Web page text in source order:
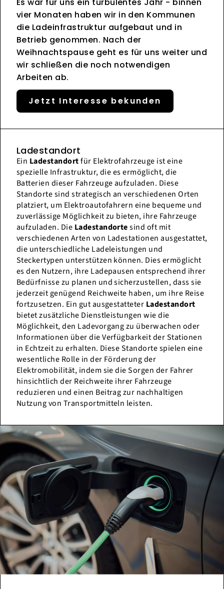
vier Monaten haben wir in den Kommunen
die Ladeinfrastruktur aufgebaut und in
Betrieb genommen. Nach der
Weihnachtspause geht es für uns weiter und
wir schließen die noch notwendigen
Arbeiten ab.
Jetzt Interesse bekunden
Ladestandort
Ein Ladestandortfür Elektrofahrzeuge ist eine
spezielle Infrastruktur, die es ermöglicht, die
Batterien dieser Fahrzeuge aufzuladen. Diese
Standorte sind strategisch an verschiedenen Orten
platziert, um Elektroautofahrern eine bequeme und
zuverlässige Möglichkeit zu bieten, ihre Fahrzeuge
aufzuladen. Die Ladestandortesind oft mit
verschiedenen Arten von Ladestationen ausgestattet,
die unterschiedliche Ladeleistungen und
Steckertypen unterstützen können. Dies ermöglicht
es den Nutzern, ihre Ladepausen entsprechend ihrer
Bedürfnisse zu planen und sicherzustellen, dass sie
jederzeit genügend Reichweite haben, um ihre Reise
fortzusetzen. Ein gut ausgestatteter Ladestandort
bietet zusätzliche Dienstleistungen wie die
Möglichkeit, den Ladevorgang zu überwachen oder
Informationen über die Verfügbarkeit der Stationen
in Echtzeit zu erhalten. Diese Standorte spielen eine
wesentliche Rolle in der Förderung der
Elektromobilität, indem sie die Sorgen der Fahrer
hinsichtlich der Reichweite ihrer Fahrzeuge
reduzieren und einen Beitrag zur nachhaltigen
Nutzung von Transportmitteln leisten.